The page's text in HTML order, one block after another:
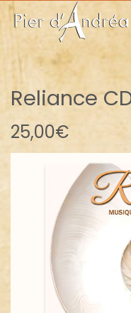
Reliance
25,00€